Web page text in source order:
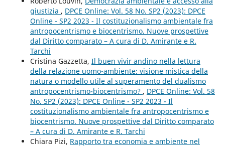
giustizia , DPCE Online: Vol. 58 No. SP2 (2023): DPCE
Online - SP2 2023 - Il costituzionalismo ambientale fra
antropocentrismo e biocentrismo. Nuove prospettive
dal Diritto comparato – A cura di D. Amirante e R.
Tarchi
Cristina Gazzetta, Il buen vivir andino nella lettura
della relazione uomo-ambiente: visione mistica della
natura o modello utile al superamento del dualismo
antropocentrismo-biocentrismo? , DPCE Online: Vol. 58
No. SP2 (2023): DPCE Online - SP2 2023 - Il
costituzionalismo ambientale fra antropocentrismo e
biocentrismo. Nuove prospettive dal Diritto comparato
– A cura di D. Amirante e R. Tarchi
Chiara Pizi, Rapporto tra economia e ambiente nel